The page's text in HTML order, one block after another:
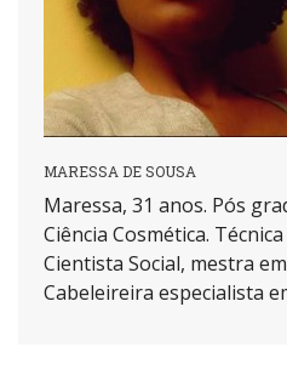
MARESSA DE SOUSA
Maressa, 31 anos. Pós
Ciência Cosmética.
Cientista Social, mestra
Cabeleireira especialista